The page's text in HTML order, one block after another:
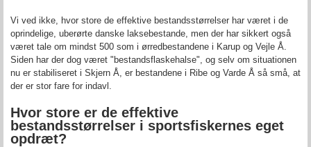
Vi ved ikke, hvor store de effektive bestandsstørrelser har været i de
oprindelige, uberørte danske laksebestande, men der har sikkert også
været tale om mindst 500 som i ørredbestandene i Karup og Vejle Å.
Siden har der dog været "bestandsflaskehalse", og selv om situationen
nu er stabiliseret i Skjern Å, er bestandene i Ribe og Varde Å så små, at
der er stor fare for indavl.
Hvor store er de effektive
bestandsstørrelser i sportsfiskernes eget
opdræt?